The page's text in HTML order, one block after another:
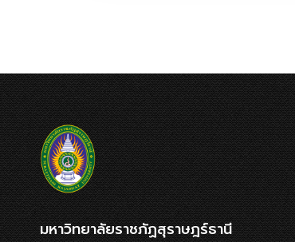
มหาวิทยาลัยราชภัฏสุราษฎร์ธานี